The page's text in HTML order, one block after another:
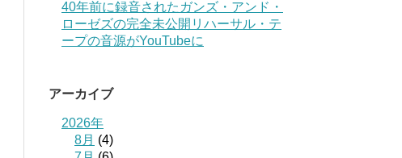
40年前に録音されたガンズ・アンド・
ローゼズの完全未公開リハーサル・テ
ープの音源がYouTubeに
アーカイブ
2026年
8月 (4)